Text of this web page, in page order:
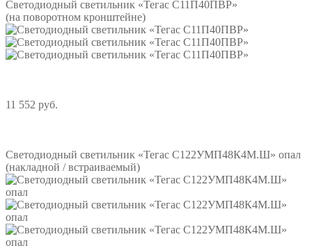
Светодиодный светильник «Тегас С11П40ПВР»
(на поворотном кронштейне)
11 552 руб.
Светодиодный светильник «Тегас С122УМП48К4М.Ш» опал
(накладной / встраиваемый)